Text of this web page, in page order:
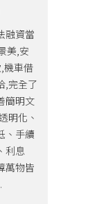
融資當
美,安
機車借
,完全了
簡明文
明化、
、手續
利息
萬物皆